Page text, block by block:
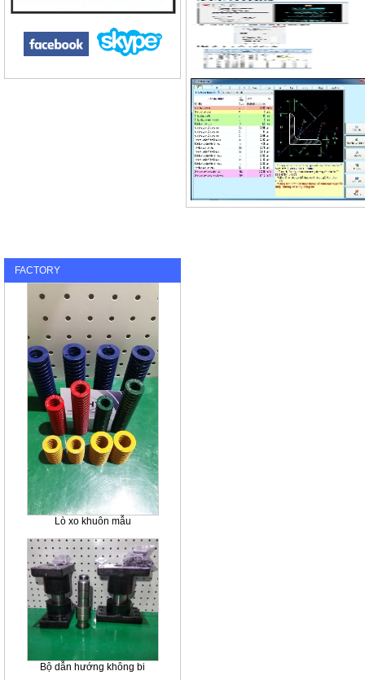
FACTORY
Lò xo khuôn mẫu
Bộ dẫn hướng không bi